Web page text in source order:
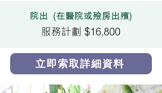
院出 (在醫院或殮房出殯)
服務計劃 $16,800
立即索取詳細資料